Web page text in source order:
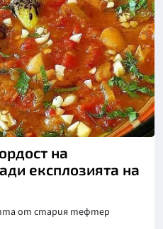
на
експлозията на
от стария тефтер